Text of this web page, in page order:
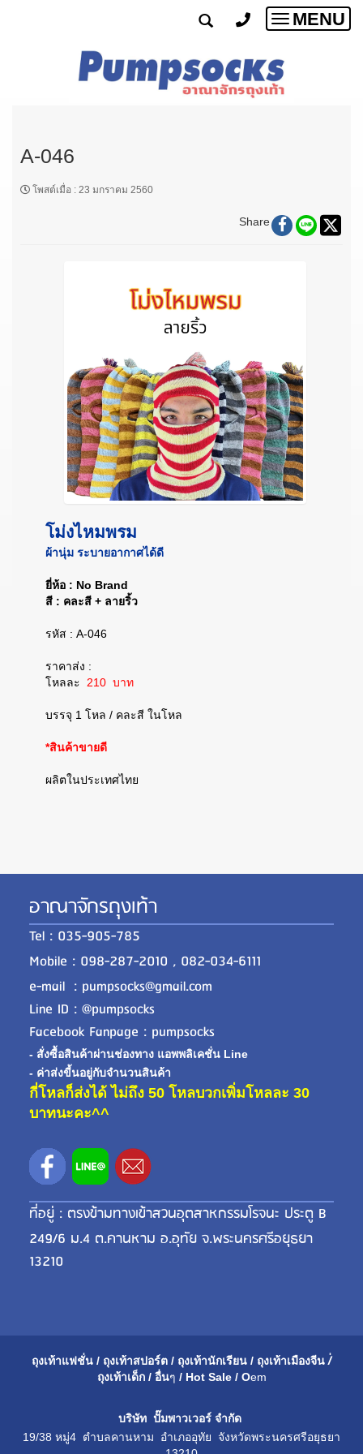
Toggle
MENU
A-046
โพสต์เมื่อ : 23 มกราคม 2560
Share
โม่งไหมพรม
ผ้านุ่ม ระบายอากาศได้ดี
ยี่ห้อ : No Brand
สี : คละสี + ลายริ้ว
รหัส : A-046
ราคาส่ง :
โหลละ 210 บาท
บรรจุ 1 โหล / คละสี ในโหล
*สินค้าขายดี
ผลิตในประเทศไทย
อาณาจักรถุงเท้า
Tel : 035-905-785
Mobile : 098-287-2010 , 082-034-6111
e-mail : pumpsocks@gmail.com
Line ID : @pumpsocks
Facebook Fanpage : pumpsocks
- สั่งซื้อสินค้าผ่านช่องทาง แอพพลิเคชั่น Line
- ค่าส่งขี้นอยู่กับจำนวนสินค้า
กี่โหลก็ส่งได้ ไม่ถึง 50 โหลบวกเพิ่มโหลละ 30
บาทนะคะ^^
ที่อยู่ : ตรงข้ามทางเข้าสวนอุตสาหกรรมโรจนะ ประตู B
249/6 ม.4 ต.คานหาม อ.อุทัย จ.พระนครศรีอยุธยา
13210
ถุงเท้าแฟชั่น / ถุงเท้าสปอร์ต / ถุงเท้านักเรียน / ถุงเท้าเมืองจีน /่
ถุงเท้าเด็ก / อื่นๆ / Hot Sale / Oem
บริษัท ปั๊มพาวเวอร์ จำกัด
19/38 หมู่4 ตำบลคานหาม อำเภออุทัย จังหวัดพระนครศรีอยุธยา